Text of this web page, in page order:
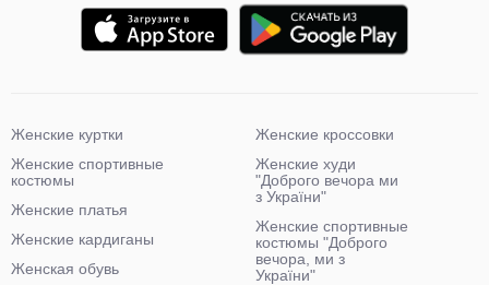
Женские куртки
Женские спортивные
костюмы
Женские платья
Женские кардиганы
Женская обувь
Женские кроссовки
Женские худи
"Доброго вечора ми
з України"
Женские спортивные
костюмы "Доброго
вечора, ми з
України"